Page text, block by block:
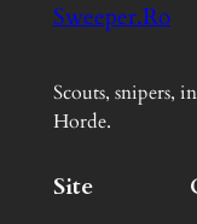
Sweeper.Ro
Scouts, snipers,
Horde.
Site